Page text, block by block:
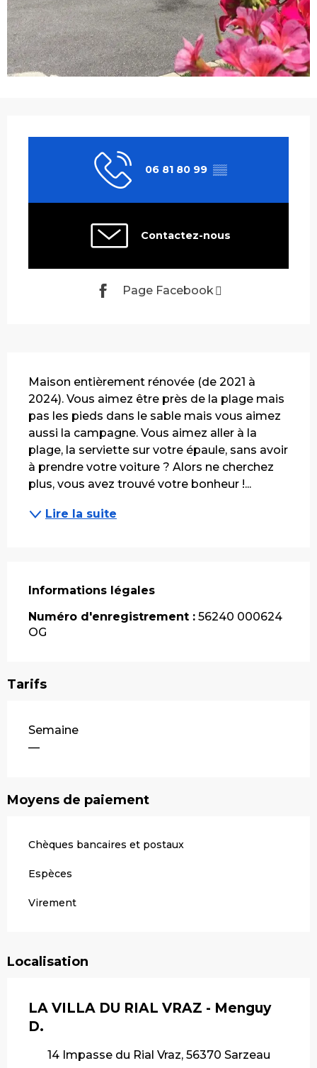
06 81 80 99 ▒▒
Contactez-nous
Page Facebook
Maison entièrement rénovée (de 2021 à
2024). Vous aimez être près de la plage mais
pas les pieds dans le sable mais vous aimez
aussi la campagne. Vous aimez aller à la
plage, la serviette sur votre épaule, sans avoir
à prendre votre voiture ? Alors ne cherchez
plus, vous avez trouvé votre bonheur !...
Lire la suite
Informations légales
Informations légales
Numéro d'enregistrement : 56240 000624
OG
Tarifs
Tarifs 2026
Semaine
—
Moyens de paiement
Chèques bancaires et postaux
Espèces
Virement
Localisation
LA VILLA DU RIAL VRAZ - Menguy
D.
14 Impasse du Rial Vraz, 56370 Sarzeau